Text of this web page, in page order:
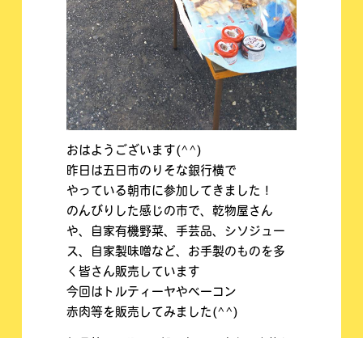
おはようございます(^^)
昨日は五日市のりそな銀行横で
やっている朝市に参加してきました！
のんびりした感じの市で、乾物屋さん
や、自家有機野菜、手芸品、シソジュー
ス、自家製味噌など、お手製のものを多
く皆さん販売しています
今回はトルティーヤやベーコン
赤肉等を販売してみました(^^)